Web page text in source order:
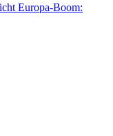
Europa-Boom: